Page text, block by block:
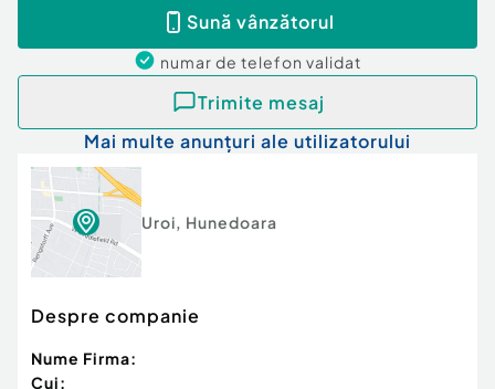
Sună vânzătorul
numar de telefon validat
Trimite mesaj
Mai multe anunțuri ale utilizatorului
Uroi, Hunedoara
Despre companie
Nume Firma:
Cui: